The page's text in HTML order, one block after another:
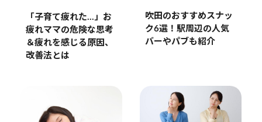
「子育て疲れた…」お
疲れママの危険な思考
＆疲れを感じる原因、
改善法とは
吹田のおすすめスナッ
ク6選！駅周辺の人気
バーやパブも紹介